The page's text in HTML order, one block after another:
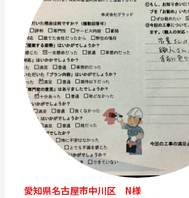
愛知県名古屋市中川区 N様